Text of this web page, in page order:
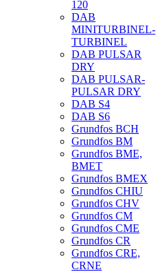
120
DAB
MINITURBINEL-
TURBINEL
DAB PULSAR
DRY
DAB PULSAR-
PULSAR DRY
DAB S4
DAB S6
Grundfos BCH
Grundfos BM
Grundfos BME,
BMET
Grundfos BMEX
Grundfos CHIU
Grundfos CHV
Grundfos CM
Grundfos CME
Grundfos CR
Grundfos CRE,
CRNE